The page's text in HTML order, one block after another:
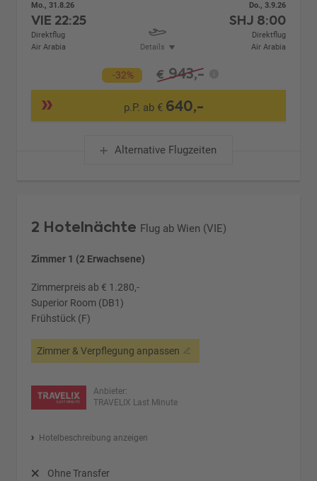
Mo., 31.8.26
VIE 22:25
Direktflug
Air Arabia
Details
Do., 3.9.26
SHJ 8:00
Direktflug
Air Arabia
-32% € 943,-
p.P. ab € 640,-
Alternative Flugzeiten
2 Hotelnächte Flug ab Wien (VIE)
Zimmer 1 (2 Erwachsene)
Zimmerpreis ab € 1.280,-
Superior Room (DB1)
Frühstück (F)
Zimmer & Verpflegung anpassen
Anbieter:
TRAVELIX Last Minute
Hotelbeschreibung anzeigen
Ohne Transfer